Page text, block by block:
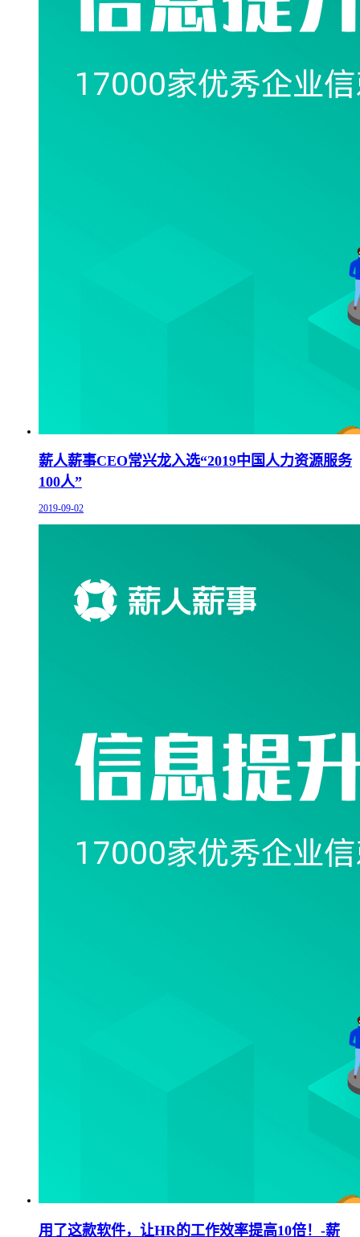
薪人薪事CEO常兴龙入选“2019中国人力资源服务
100人”
2019-09-02
用了这款软件，让HR的工作效率提高10倍！-薪